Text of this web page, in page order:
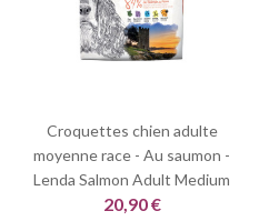
Croquettes chien adulte
moyenne race - Au saumon -
Lenda Salmon Adult Medium
20,90 €